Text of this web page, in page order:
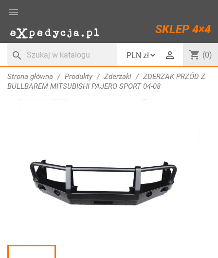

SKLEP 4×4
search  shopping_cart (0)
Strona główna Produkty Zderzaki
ZDERZAK PRZÓD Z
BULLBAREM MITSUBISHI PAJERO SPORT 04-08